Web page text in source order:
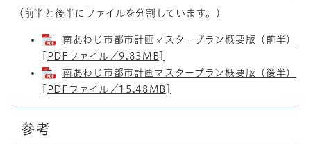
（前半と後半にファイルを分割しています。）
南あわじ市都市計画マスタープラン概要版（前半）
[PDFファイル／9.83MB]
南あわじ市都市計画マスタープラン概要版（後半）
[PDFファイル／15.48MB]
参考